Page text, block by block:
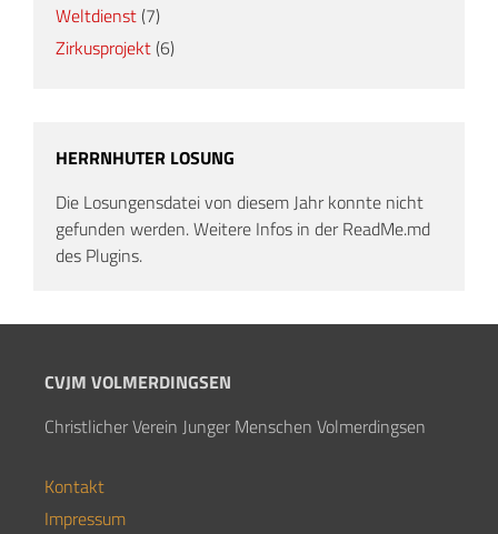
Weltdienst (7)
Zirkusprojekt (6)
HERRNHUTER LOSUNG
Die Losungensdatei von diesem Jahr konnte nicht
gefunden werden. Weitere Infos in der ReadMe.md
des Plugins.
CVJM VOLMERDINGSEN
Christlicher Verein Junger Menschen Volmerdingsen
Kontakt
Impressum